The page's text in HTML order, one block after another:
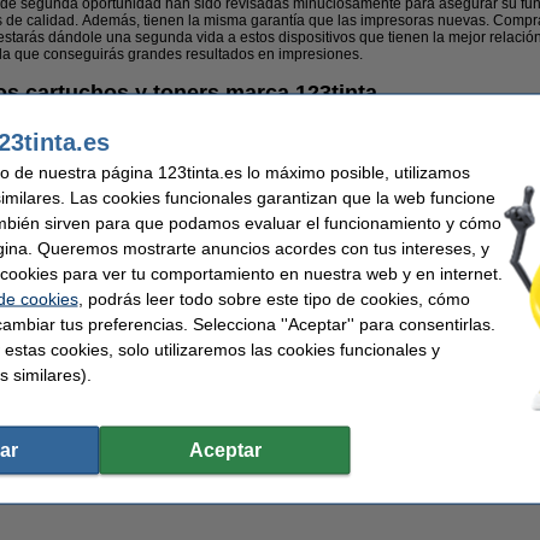
segunda oportunidad han sido revisadas minuciosamente para asegurar su
calidad. Además, tienen la misma garantía que las impresoras nuevas.
dándole una segunda vida a estos dispositivos que tienen la mejor
que conseguirás grandes resultados en impresiones.
cartuchos y toners marca 123tinta
la hora de elegir una impresora de segunda oportunidad es el ahorro que
en esta categoría ofrecen como alternativa a los consumibles
controles de calidad que aseguran su funcionamiento en las impresoras
en tus costes de impresión sino que en muchas de las referencias,
ti
productos recomendados para que pongas a punto tu impresora de segunda
de nuestra página 123tinta.es lo máximo posible, utilizamos
Las cookies funcionales garantizan que la web funcione
sirven para que podamos evaluar el funcionamiento y cómo
Queremos mostrarte anuncios acordes con tus intereses, y
para ver tu comportamiento en nuestra web y en internet.
cookies, podrás leer todo sobre este tipo de cookies, cómo
tus preferencias. Selecciona ''Aceptar'' para consentirlas.
cookies, solo utilizaremos las cookies funcionales y
similares).
Aceptar